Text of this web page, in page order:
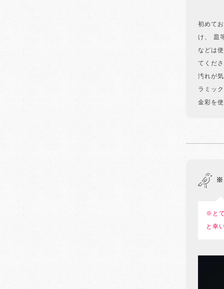
初めて
け、 皿
などは
てくだ
汚れが
ラミッ
金彩を
※
※と
と幸